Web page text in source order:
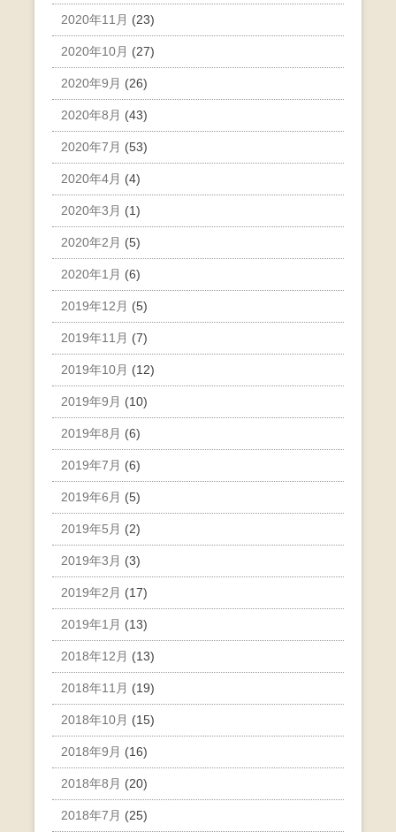
2020年11月 (23)
2020年10月 (27)
2020年9月 (26)
2020年8月 (43)
2020年7月 (53)
2020年4月 (4)
2020年3月 (1)
2020年2月 (5)
2020年1月 (6)
2019年12月 (5)
2019年11月 (7)
2019年10月 (12)
2019年9月 (10)
2019年8月 (6)
2019年7月 (6)
2019年6月 (5)
2019年5月 (2)
2019年3月 (3)
2019年2月 (17)
2019年1月 (13)
2018年12月 (13)
2018年11月 (19)
2018年10月 (15)
2018年9月 (16)
2018年8月 (20)
2018年7月 (25)